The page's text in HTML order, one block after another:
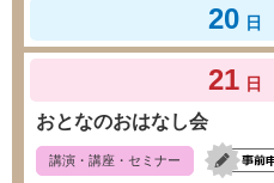
20 日
21 日
おとなのおはなし会
講演・講座・セミナー